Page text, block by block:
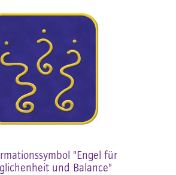
"Engel für
und Balance"